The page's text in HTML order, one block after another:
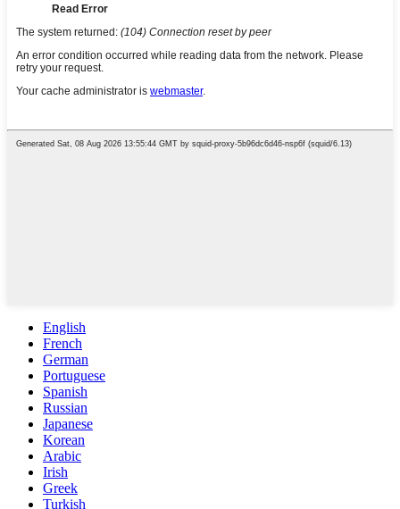
English
French
German
Portuguese
Spanish
Russian
Japanese
Korean
Arabic
Irish
Greek
Turkish